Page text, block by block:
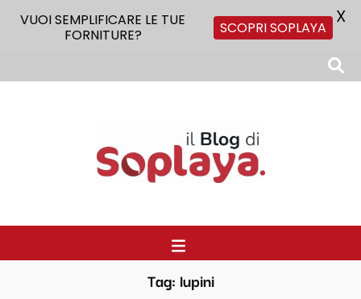
Tag: lupini
VUOI SEMPLIFICARE LE TUE
FORNITURE?
SCOPRI SOPLAYA X